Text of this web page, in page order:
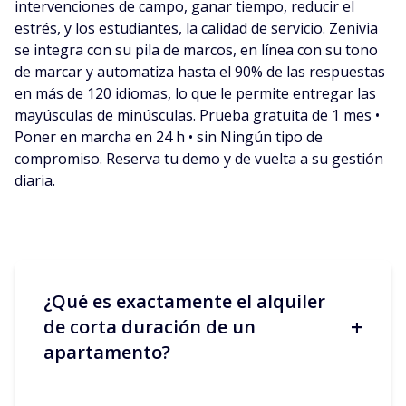
intervenciones de campo, ganar tiempo, reducir el
estrés, y los estudiantes, la calidad de servicio. Zenivia
se integra con su pila de marcos, en línea con su tono
de marcar y automatiza hasta el 90% de las respuestas
en más de 120 idiomas, lo que le permite entregar las
mayúsculas de minúsculas. Prueba gratuita de 1 mes •
Poner en marcha en 24 h • sin Ningún tipo de
compromiso. Reserva tu demo y de vuelta a su gestión
diaria.
¿Qué es exactamente el alquiler
de corta duración de un
apartamento?
+